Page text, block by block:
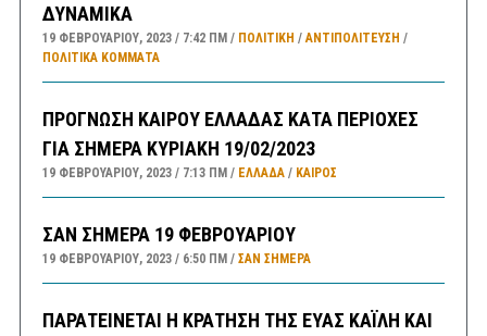
ΔΥΝΑΜΙΚΑ
19 ΦΕΒΡΟΥΑΡΊΟΥ, 2023 7:42 ΠΜ ΠΟΛΙΤΙΚΗ /ΑΝΤΙΠΟΛΊΤΕΥΣΗ /
ΠΟΛΙΤΙΚΆ ΚΌΜΜΑΤΑ
ΠΡΟΓΝΩΣΗ ΚΑΙΡΟΥ ΕΛΛΑΔΑΣ ΚΑΤΑ ΠΕΡΙΟΧΕΣ
ΓΙΑ ΣΗΜΕΡΑ ΚΥΡΙΑΚΗ 19/02/2023
19 ΦΕΒΡΟΥΑΡΊΟΥ, 2023 7:13 ΠΜ ΕΛΛΑΔA/ ΚΑΙΡΌΣ
ΣΑΝ ΣΗΜΕΡΑ 19 ΦΕΒΡΟΥΑΡΙΟΥ
19 ΦΕΒΡΟΥΑΡΊΟΥ, 2023 6:50 ΠΜ ΣΑΝ ΣΉΜΕΡΑ
ΠΑΡΑΤΕΙΝΕΤΑΙ Η ΚΡΑΤΗΣΗ ΤΗΣ ΕΥΑΣ ΚΑΪΛΗ ΚΑΙ